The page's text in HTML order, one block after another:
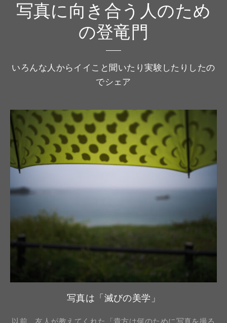
写真に向き合う人のため
の登竜門
いろんな人からイイこと聞いたり実験したりしたの
でシェア
写真は「滅びの美学」